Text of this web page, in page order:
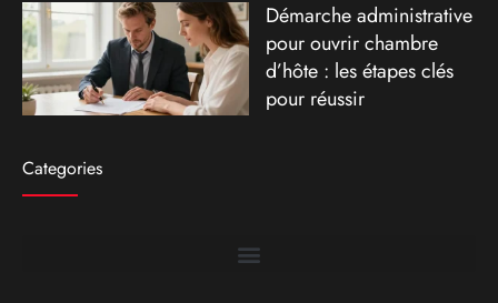
Démarche administrative
pour ouvrir chambre
d’hôte : les étapes clés
pour réussir
Categories